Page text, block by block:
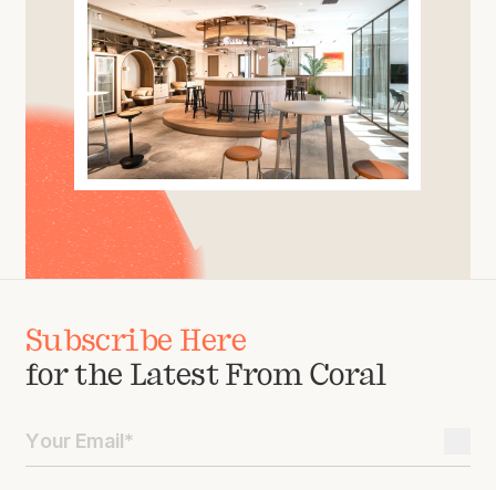
Subscribe Here
for the Latest From Coral